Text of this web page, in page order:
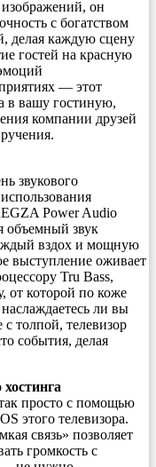
он
с богатством
делая каждую сцену
гостей на красную
— этот
в вашу гостиную,
компании друзей
звукового
Power Audio
объемный звук
вздох и мощную
выступление оживает
Tru Bass,
от которой по коже
ли вы
с толпой, телевизор
события, делая
просто с помощью
этого телевизора.
связь» позволяет
громкость с